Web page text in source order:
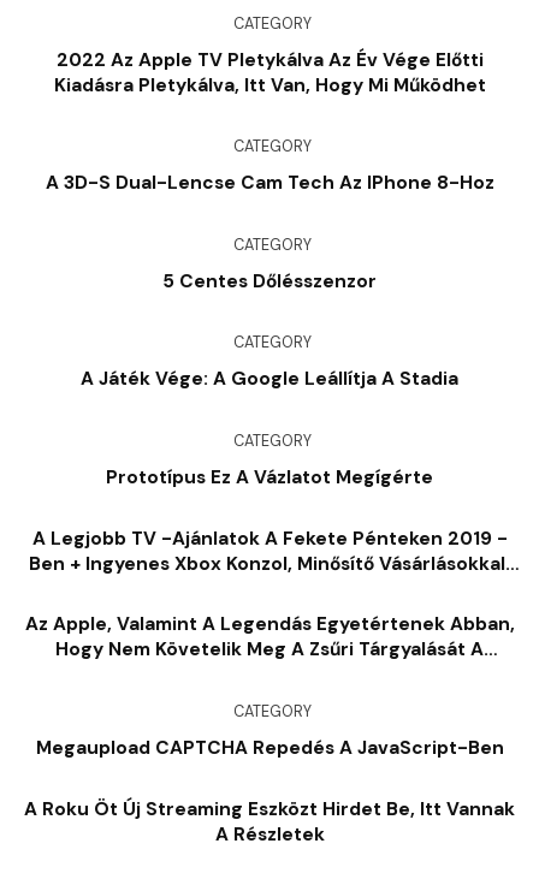
CATEGORY
2022 Az Apple TV Pletykálva Az Év Vége Előtti
Kiadásra Pletykálva, Itt Van, Hogy Mi Működhet
CATEGORY
A 3D-S Dual-Lencse Cam Tech Az IPhone 8-Hoz
CATEGORY
5 Centes Dőlésszenzor
CATEGORY
A Játék Vége: A Google Leállítja A Stadia
CATEGORY
Prototípus Ez A Vázlatot Megígérte
A Legjobb TV -ajánlatok A Fekete Pénteken 2019 -
Ben + Ingyenes Xbox Konzol, Minősítő Vásárlásokkal,
Az Apple, Valamint A Legendás Egyetértenek Abban,
Hogy Nem Követelik Meg A Zsűri Tárgyalását A
CATEGORY
Megaupload CAPTCHA Repedés A JavaScript-Ben
A Roku Öt Új Streaming Eszközt Hirdet Be, Itt Vannak
A Részletek